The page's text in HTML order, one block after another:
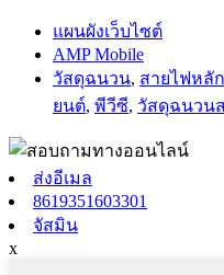
แผนผังเว็บไซต์
AMP Mobile
วัสดุฉนวน, สายไฟหลั
ยนต์, พีวีซี, วัสดุฉนวน
ส่งอีเมล
8619351603301
จัสมิน
x